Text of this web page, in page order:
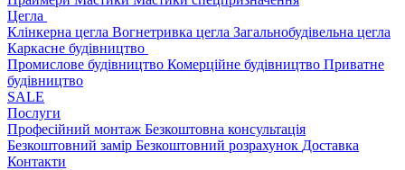
Цегла
Клінкерна цегла Вогнетривка цегла Загальнобудівельна цегла
Каркасне будівництво
Промислове будівництво Комерційне будівництво Приватне
будівництво
SALE
Послуги
Професійний монтаж Безкоштовна консультація
Безкоштовний замір Безкоштовний розрахунок Доставка
Контакти